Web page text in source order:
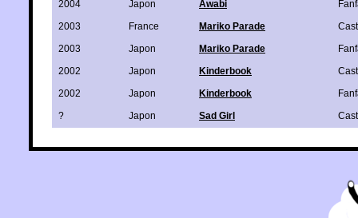
2004
Japon Awabi
2003
France Mariko Parade
2003
Japon Mariko Parade
2002
Japon Kinderbook
2002
Japon Kinderbook
?
Japon Sad Girl